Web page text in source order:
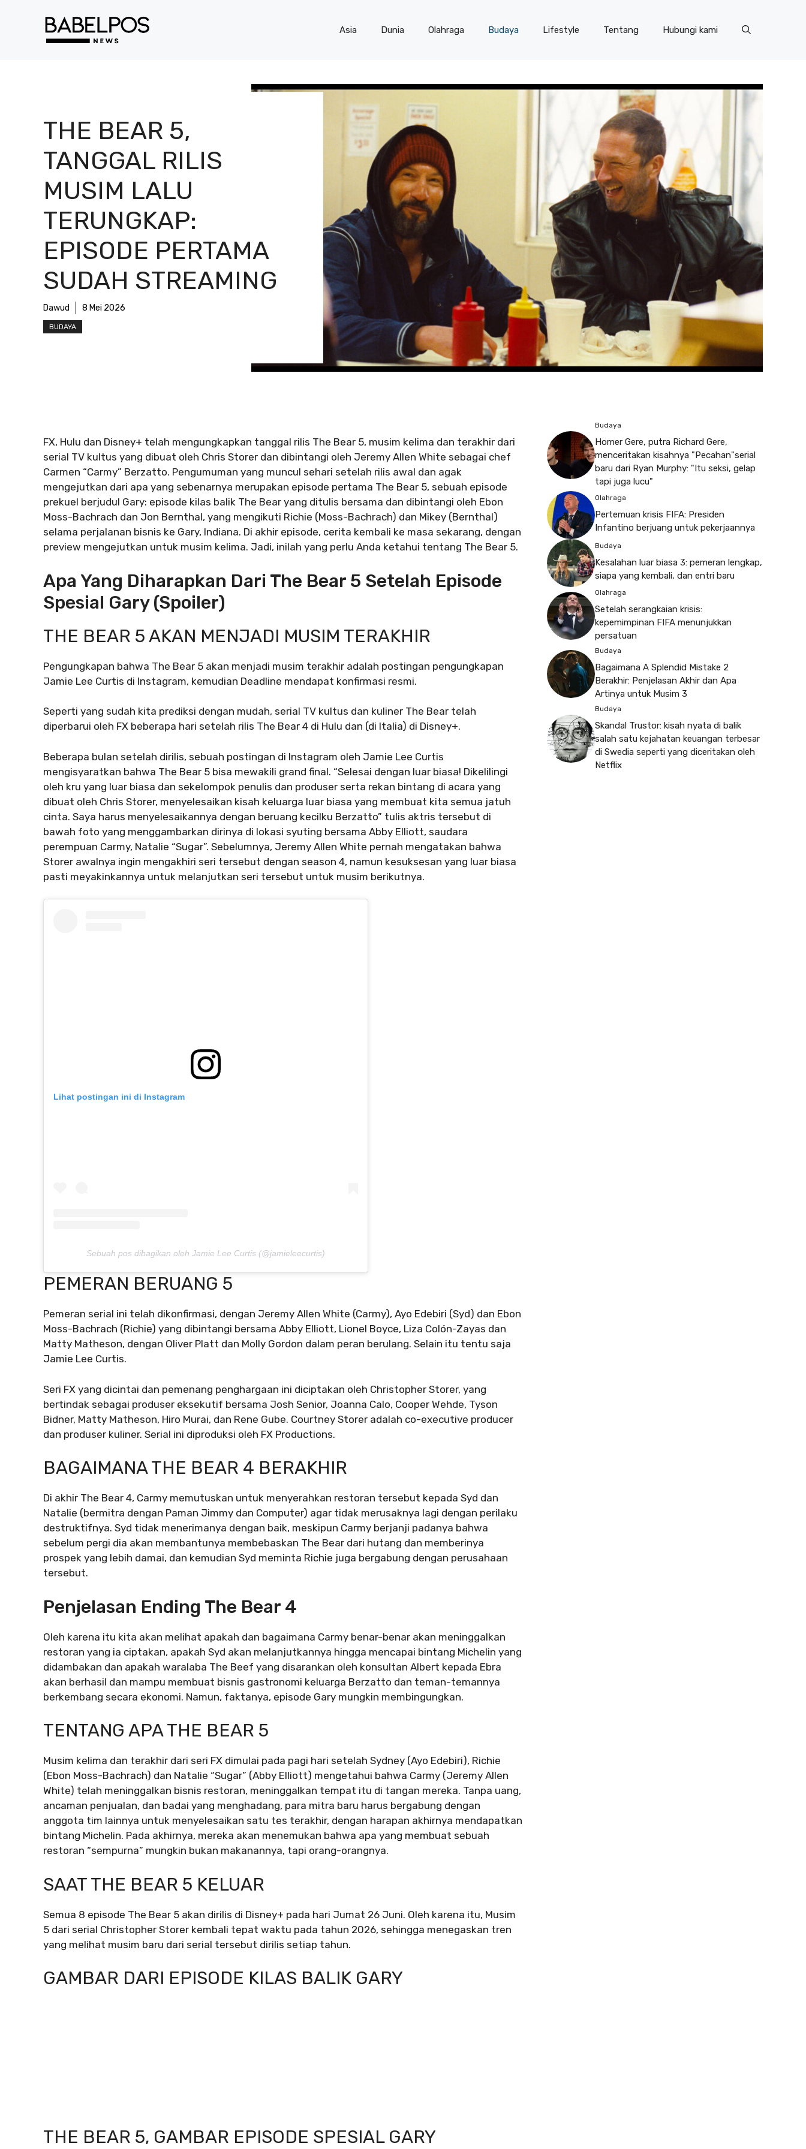
Asia Dunia Olahraga Budaya Lifestyle Tentang Hubungi kami
THE BEAR 5,
TANGGAL RILIS
MUSIM LALU
TERUNGKAP:
EPISODE PERTAMA
SUDAH STREAMING
Dawud 8 Mei 2026
BUDAYA
FX, Hulu dan Disney+ telah mengungkapkan tanggal rilis The Bear 5, musim kelima dan terakhir dari
serial TV kultus yang dibuat oleh Chris Storer dan dibintangi oleh Jeremy Allen White sebagai chef
Carmen “Carmy” Berzatto. Pengumuman yang muncul sehari setelah rilis awal dan agak
mengejutkan dari apa yang sebenarnya merupakan episode pertama The Bear 5, sebuah episode
prekuel berjudul Gary: episode kilas balik The Bear yang ditulis bersama dan dibintangi oleh Ebon
Moss-Bachrach dan Jon Bernthal, yang mengikuti Richie (Moss-Bachrach) dan Mikey (Bernthal)
selama perjalanan bisnis ke Gary, Indiana. Di akhir episode, cerita kembali ke masa sekarang, dengan
preview mengejutkan untuk musim kelima. Jadi, inilah yang perlu Anda ketahui tentang The Bear 5.
Apa Yang Diharapkan Dari The Bear 5 Setelah Episode
Spesial Gary (spoiler)
THE BEAR 5 AKAN MENJADI MUSIM TERAKHIR
Pengungkapan bahwa The Bear 5 akan menjadi musim terakhir adalah postingan pengungkapan
Jamie Lee Curtis di Instagram, kemudian Deadline mendapat konfirmasi resmi.
Seperti yang sudah kita prediksi dengan mudah, serial TV kultus dan kuliner The Bear telah
diperbarui oleh FX beberapa hari setelah rilis The Bear 4 di Hulu dan (di Italia) di Disney+.
Beberapa bulan setelah dirilis, sebuah postingan di Instagram oleh Jamie Lee Curtis
mengisyaratkan bahwa The Bear 5 bisa mewakili grand final. “Selesai dengan luar biasa! Dikelilingi
oleh kru yang luar biasa dan sekelompok penulis dan produser serta rekan bintang di acara yang
dibuat oleh Chris Storer, menyelesaikan kisah keluarga luar biasa yang membuat kita semua jatuh
cinta. Saya harus menyelesaikannya dengan beruang kecilku Berzatto” tulis aktris tersebut di
bawah foto yang menggambarkan dirinya di lokasi syuting bersama Abby Elliott, saudara
perempuan Carmy, Natalie “Sugar”. Sebelumnya, Jeremy Allen White pernah mengatakan bahwa
Storer awalnya ingin mengakhiri seri tersebut dengan season 4, namun kesuksesan yang luar biasa
pasti meyakinkannya untuk melanjutkan seri tersebut untuk musim berikutnya.
Lihat postingan ini di Instagram
Sebuah pos dibagikan oleh Jamie Lee Curtis (@jamieleecurtis)
PEMERAN BERUANG 5
Pemeran serial ini telah dikonfirmasi, dengan Jeremy Allen White (Carmy), Ayo Edebiri (Syd) dan Ebon
Moss-Bachrach (Richie) yang dibintangi bersama Abby Elliott, Lionel Boyce, Liza Colón-Zayas dan
Matty Matheson, dengan Oliver Platt dan Molly Gordon dalam peran berulang. Selain itu tentu saja
Jamie Lee Curtis.
Seri FX yang dicintai dan pemenang penghargaan ini diciptakan oleh Christopher Storer, yang
bertindak sebagai produser eksekutif bersama Josh Senior, Joanna Calo, Cooper Wehde, Tyson
Bidner, Matty Matheson, Hiro Murai, dan Rene Gube. Courtney Storer adalah co-executive producer
dan produser kuliner. Serial ini diproduksi oleh FX Productions.
BAGAIMANA THE BEAR 4 BERAKHIR
Di akhir The Bear 4, Carmy memutuskan untuk menyerahkan restoran tersebut kepada Syd dan
Natalie (bermitra dengan Paman Jimmy dan Computer) agar tidak merusaknya lagi dengan perilaku
destruktifnya. Syd tidak menerimanya dengan baik, meskipun Carmy berjanji padanya bahwa
sebelum pergi dia akan membantunya membebaskan The Bear dari hutang dan memberinya
prospek yang lebih damai, dan kemudian Syd meminta Richie juga bergabung dengan perusahaan
tersebut.
Penjelasan Ending The Bear 4
Oleh karena itu kita akan melihat apakah dan bagaimana Carmy benar-benar akan meninggalkan
restoran yang ia ciptakan, apakah Syd akan melanjutkannya hingga mencapai bintang Michelin yang
didambakan dan apakah waralaba The Beef yang disarankan oleh konsultan Albert kepada Ebra
akan berhasil dan mampu membuat bisnis gastronomi keluarga Berzatto dan teman-temannya
berkembang secara ekonomi. Namun, faktanya, episode Gary mungkin membingungkan.
TENTANG APA THE BEAR 5
Musim kelima dan terakhir dari seri FX dimulai pada pagi hari setelah Sydney (Ayo Edebiri), Richie
(Ebon Moss-Bachrach) dan Natalie “Sugar” (Abby Elliott) mengetahui bahwa Carmy (Jeremy Allen
White) telah meninggalkan bisnis restoran, meninggalkan tempat itu di tangan mereka. Tanpa uang,
ancaman penjualan, dan badai yang menghadang, para mitra baru harus bergabung dengan
anggota tim lainnya untuk menyelesaikan satu tes terakhir, dengan harapan akhirnya mendapatkan
bintang Michelin. Pada akhirnya, mereka akan menemukan bahwa apa yang membuat sebuah
restoran “sempurna” mungkin bukan makanannya, tapi orang-orangnya.
SAAT THE BEAR 5 KELUAR
Semua 8 episode The Bear 5 akan dirilis di Disney+ pada hari Jumat 26 Juni. Oleh karena itu, Musim
5 dari serial Christopher Storer kembali tepat waktu pada tahun 2026, sehingga menegaskan tren
yang melihat musim baru dari serial tersebut dirilis setiap tahun.
GAMBAR DARI EPISODE KILAS BALIK GARY
THE BEAR 5, GAMBAR EPISODE SPESIAL GARY
Budaya
Homer Gere, putra Richard Gere,
menceritakan kisahnya "Pecahan"serial
baru dari Ryan Murphy: "Itu seksi, gelap
tapi juga lucu"
Olahraga
Pertemuan krisis FIFA: Presiden
Infantino berjuang untuk pekerjaannya
Budaya
Kesalahan luar biasa 3: pemeran lengkap,
siapa yang kembali, dan entri baru
Olahraga
Setelah serangkaian krisis:
kepemimpinan FIFA menunjukkan
persatuan
Budaya
Bagaimana A Splendid Mistake 2
Berakhir: Penjelasan Akhir dan Apa
Artinya untuk Musim 3
Budaya
Skandal Trustor: kisah nyata di balik
salah satu kejahatan keuangan terbesar
di Swedia seperti yang diceritakan oleh
Netflix